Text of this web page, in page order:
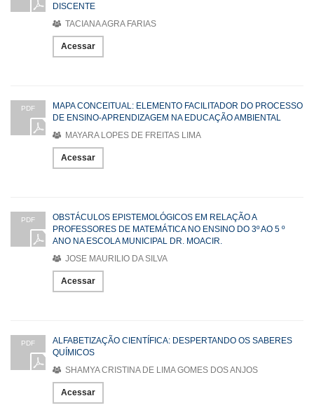
DISCENTE
TACIANA AGRA FARIAS
Acessar
PDF
MAPA CONCEITUAL: ELEMENTO FACILITADOR DO PROCESSO
DE ENSINO-APRENDIZAGEM NA EDUCAÇÃO AMBIENTAL
MAYARA LOPES DE FREITAS LIMA
Acessar
PDF
OBSTÁCULOS EPISTEMOLÓGICOS EM RELAÇÃO A
PROFESSORES DE MATEMÁTICA NO ENSINO DO 3º AO 5 º
ANO NA ESCOLA MUNICIPAL DR. MOACIR.
JOSE MAURILIO DA SILVA
Acessar
PDF
ALFABETIZAÇÃO CIENTÍFICA: DESPERTANDO OS SABERES
QUÍMICOS
SHAMYA CRISTINA DE LIMA GOMES DOS ANJOS
Acessar